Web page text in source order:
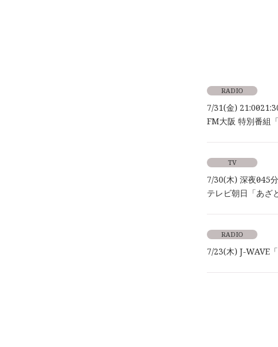
RADIO
7/31(金) 21:00～
FM大阪 特別番組
TV
7/30(木) 深夜0時45
テレビ朝日「あざ
RADIO
7/23(木) J-WAVE